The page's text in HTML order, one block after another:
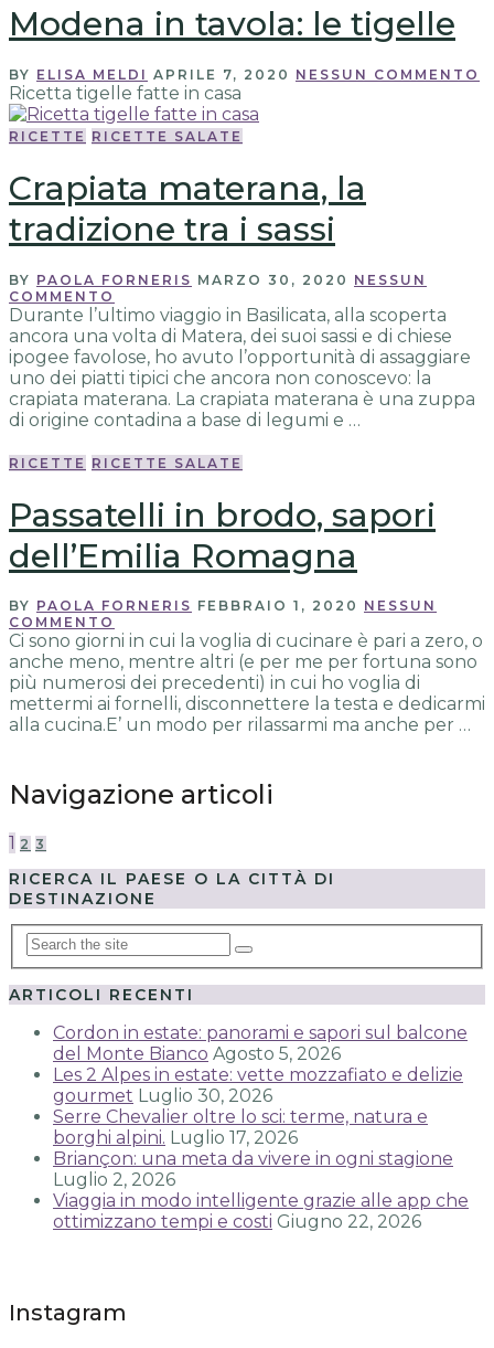
Modena in tavola: le tigelle
BY ELISA MELDI APRILE 7, 2020 NESSUN COMMENTO
Ricetta tigelle fatte in casa
RICETTE RICETTE SALATE
Crapiata materana, la
tradizione tra i sassi
BY PAOLA FORNERIS MARZO 30, 2020 NESSUN
COMMENTO
Durante l’ultimo viaggio in Basilicata, alla scoperta
ancora una volta di Matera, dei suoi sassi e di chiese
ipogee favolose, ho avuto l’opportunità di assaggiare
uno dei piatti tipici che ancora non conoscevo: la
crapiata materana. La crapiata materana è una zuppa
di origine contadina a base di legumi e …
RICETTE RICETTE SALATE
Passatelli in brodo, sapori
dell’Emilia Romagna
BY PAOLA FORNERIS FEBBRAIO 1, 2020 NESSUN
COMMENTO
Ci sono giorni in cui la voglia di cucinare è pari a zero, o
anche meno, mentre altri (e per me per fortuna sono
più numerosi dei precedenti) in cui ho voglia di
mettermi ai fornelli, disconnettere la testa e dedicarmi
alla cucina.E’ un modo per rilassarmi ma anche per …
Navigazione articoli
1 2 3
RICERCA IL PAESE O LA CITTÀ DI
DESTINAZIONE
ARTICOLI RECENTI
Cordon in estate: panorami e sapori sul balcone
del Monte Bianco Agosto 5, 2026
Les 2 Alpes in estate: vette mozzafiato e delizie
gourmet Luglio 30, 2026
Serre Chevalier oltre lo sci: terme, natura e
borghi alpini. Luglio 17, 2026
Briançon: una meta da vivere in ogni stagione
Luglio 2, 2026
Viaggia in modo intelligente grazie alle app che
ottimizzano tempi e costi Giugno 22, 2026
Instagram